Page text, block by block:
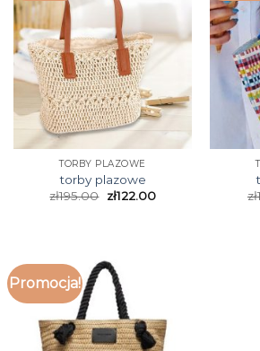
TORBY PLAZOWE
torby plazowe
zł195.00 zł122.00
zł
Promocja!